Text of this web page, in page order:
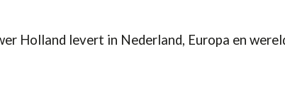
Holland levert in Nederland, Europa en